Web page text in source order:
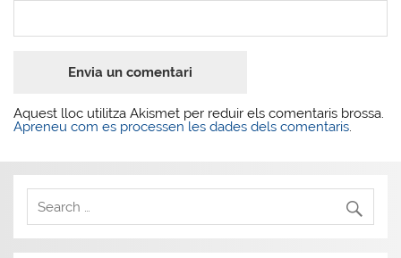
Aquest lloc utilitza Akismet per reduir els comentaris brossa.
Apreneu com es processen les dades dels comentaris.